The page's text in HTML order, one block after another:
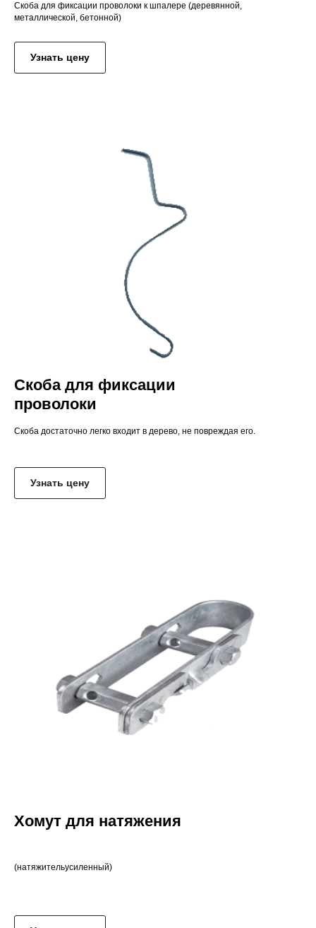
Скоба для фиксации проволоки к шпалере (деревянной,
металлической, бетонной)
Узнать цену
Скоба для фиксации
проволоки
Скоба достаточно легко входит в дерево, не повреждая его.
Узнать цену
Хомут для натяжения
(натяжительусиленный)